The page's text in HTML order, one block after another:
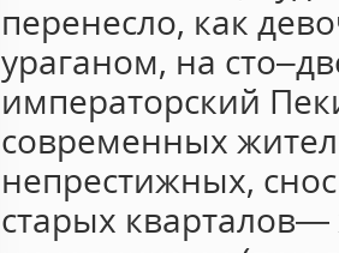
перенесло, как
ураганом, на
императорский
современных
непрестижных,
старых кварталов—